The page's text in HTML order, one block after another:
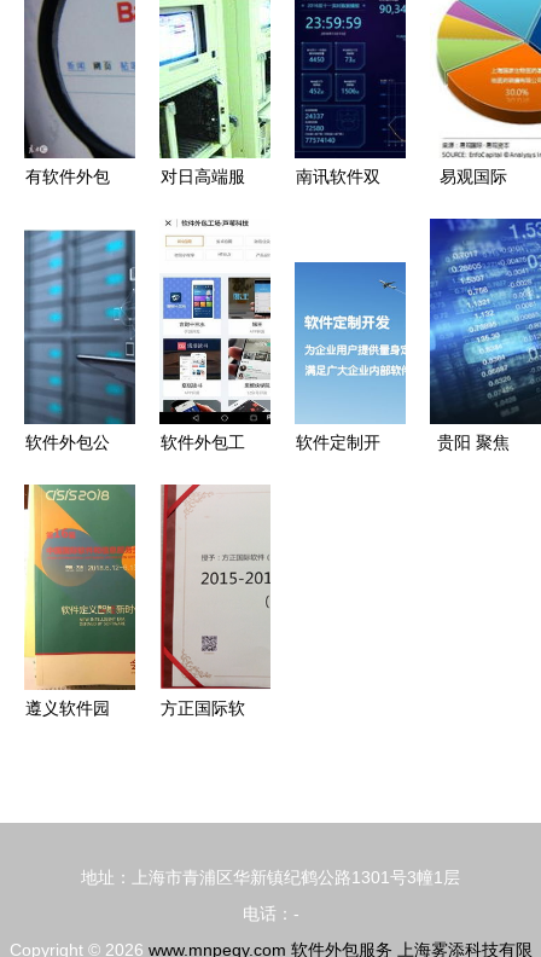
有软件外包
找到靠谱的
供应商？
对日高端服
待解 软件
外包服务的
挑战与出路
南讯软件双
包服务如何
成为电商幕
易观国际
软件外包公
司的短期影
响深远，或
加速服务转
型与新机遇
浮现
软件外包公
去？聊聊外
包公司的运
作模式和赚
钱之道
软件外包工
软件定制开
贵阳 聚焦
遵义软件园
发展环境
方正国际软
彰显软件外
地址：上海市青浦区华新镇纪鹤公路1301号3幢1层
电话：-
Copyright © 2026 www.mnpeqy.com 软件外包服务 上海雾添科技有限